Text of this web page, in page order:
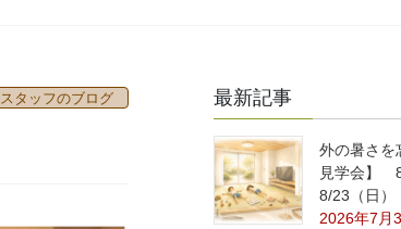
スタッフのブログ 最新記事
外の暑さを
見学会】
8/23（日）
2026年7月